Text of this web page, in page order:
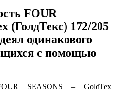
FOUR
(ГолдТекс) 172/205
одинакового
с помощью
SEASONS – GoldTex